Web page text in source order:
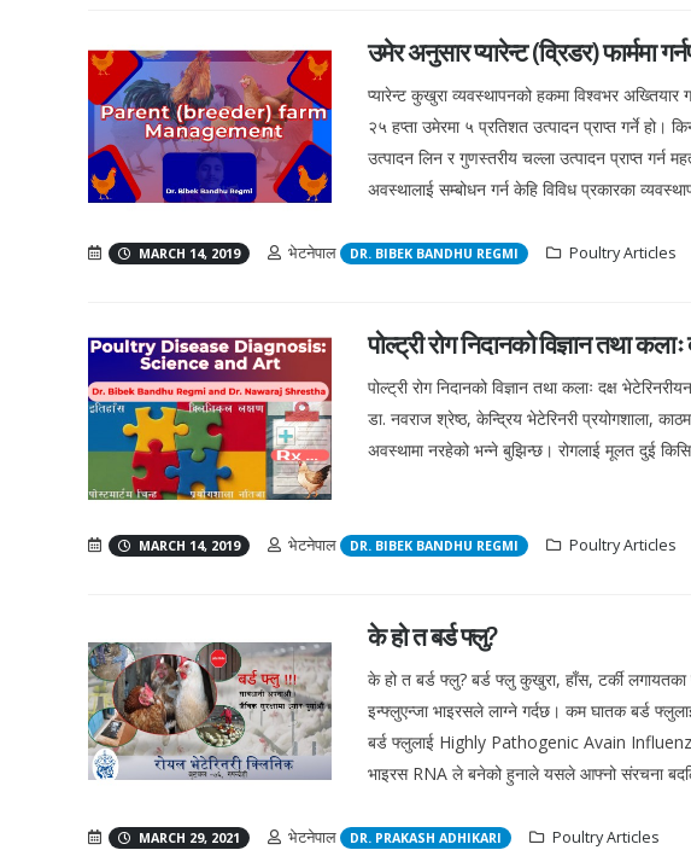
उमेर अनुसार प्यारेन्ट (व्रिडर) फार्ममा
प्यारेन्ट कुखुरा व्यवस्थापनको हकमा विश्वभर
२५ हप्ता उमेरमा ५ प्रतिशत उत्पादन प्राप्त गर्ने
उत्पादन लिन र गुणस्तरीय चल्ला उत्पादन प्राप्त गर्न
अवस्थालाई सम्बोधन गर्न केहि विविध प्रकारका
MARCH 14, 2019 भेटनेपाल DR. BIBEK BANDHU REGMI Poultry Articles
पोल्ट्री रोग निदानको विज्ञान तथा
पोल्ट्री रोग निदानको विज्ञान तथा कलाः दक्ष
डा. नवराज श्रेष्ठ, केन्द्रिय भेटेरिनरी प्रयोगशाला,
अवस्थामा नरहेको भन्ने बुझिन्छ। रोगलाई मूलत दुई
MARCH 14, 2019 भेटनेपाल DR. BIBEK BANDHU REGMI Poultry Articles
के हो त बर्ड फ्लु?
के हो त बर्ड फ्लु? बर्ड फ्लु कुखुरा, हाँस, टर्की
इन्फ्लुएन्जा भाइरसले लाग्ने गर्दछ। कम घातक बर्ड
बर्ड फ्लुलाई Highly Pathogenic Avain
भाइरस RNA ले बनेको हुनाले यसले आफ्नो संरचना
MARCH 29, 2021 भेटनेपाल DR. PRAKASH ADHIKARI Poultry Articles